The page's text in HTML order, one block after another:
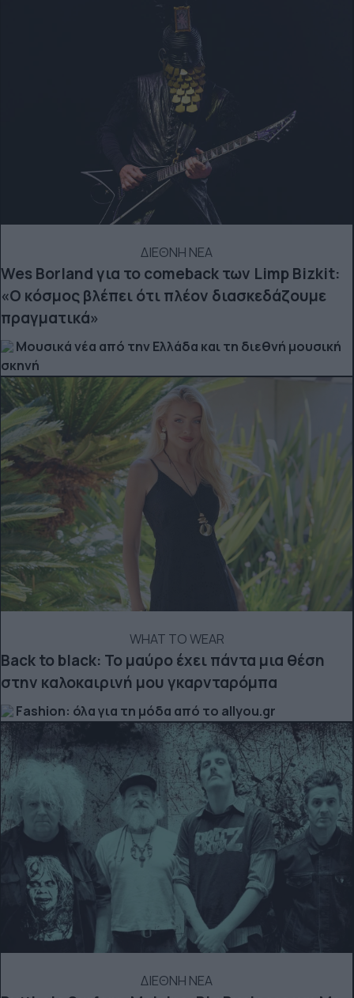
ΔΙΕΘΝΗ ΝΕΑ
Wes Borland για το comeback των Limp Bizkit:
«Ο κόσμος βλέπει ότι πλέον διασκεδάζουμε
πραγματικά»
Μουσικά νέα από την Ελλάδα και τη διεθνή μουσική
σκηνή
WHAT TO WEAR
Back to black: Το μαύρο έχει πάντα μια θέση
στην καλοκαιρινή μου γκαρνταρόμπα
Fashion: όλα για τη μόδα από το allyou.gr
ΔΙΕΘΝΗ ΝΕΑ